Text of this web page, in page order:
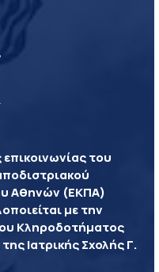
του
Αθηνών (ΕΚΠΑ)
με την
Κληροδοτήματος
Ιατρικής Σχολής Γ.